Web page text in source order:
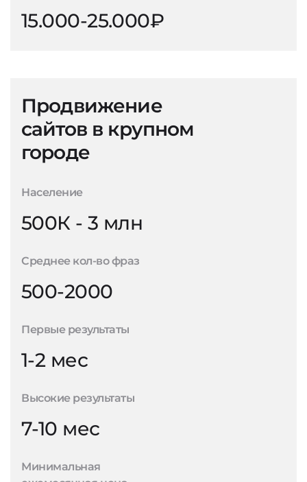
15.000-25.000₽
Продвижение
сайтов в крупном
городе
Население
500К - 3 млн
Среднее кол-во фраз
500-2000
Первые результаты
1-2 мес
Высокие результаты
7-10 мес
Минимальная